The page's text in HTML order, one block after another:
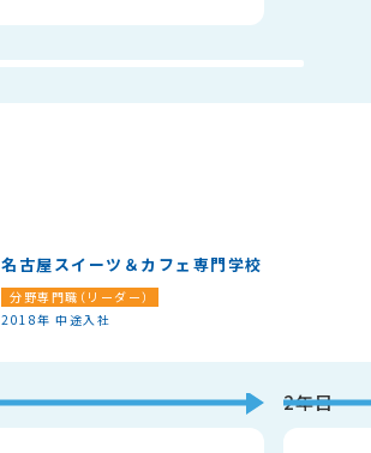
名古屋スイーツ＆カフェ専門学校
分野専門職（リーダー）
2018年 中途入社
2年目